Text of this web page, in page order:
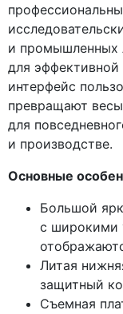
и промышленных
для
интерфейс
превращают
для
и производстве.
Основные
Большой
с широкими
Литая
защитный
Съемная